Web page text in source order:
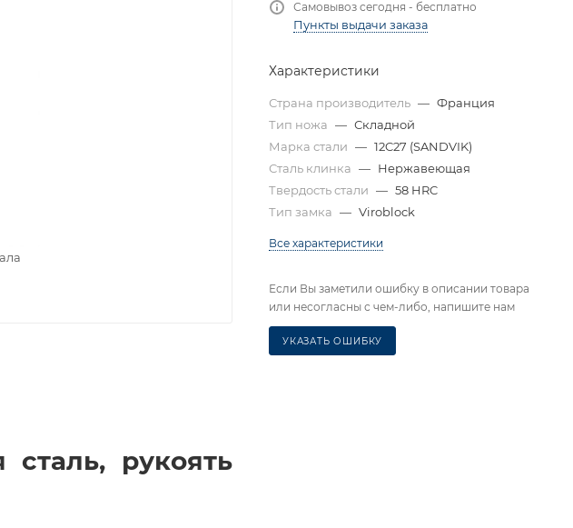
рукоять
Самовывоз сегодня - бесплатно
Пункты выдачи заказа
Характеристики
Страна производитель — Франция
Тип ножа — Складной
Марка стали — 12C27 (SANDVIK)
Сталь клинка — Нержавеющая
Твердость стали — 58 HRC
Тип замка — Viroblock
Все характеристики
Если Вы заметили ошибку в описании товара
или несогласны с чем-либо, напишите нам
УКАЗАТЬ ОШИБКУ